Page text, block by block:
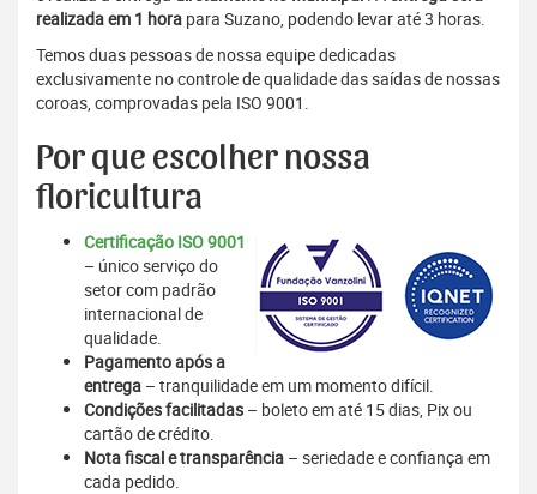
realizada em 1 hora para Suzano, podendo levar até 3 horas.
Temos duas pessoas de nossa equipe dedicadas
exclusivamente no controle de qualidade das saídas de nossas
coroas, comprovadas pela ISO 9001.
Por que escolher nossa
floricultura
Certificação ISO 9001
– único serviço do
setor com padrão
internacional de
qualidade.
Pagamento após a
entrega – tranquilidade em um momento difícil.
Condições facilitadas – boleto em até 15 dias, Pix ou
cartão de crédito.
Nota fiscal e transparência – seriedade e confiança em
cada pedido.